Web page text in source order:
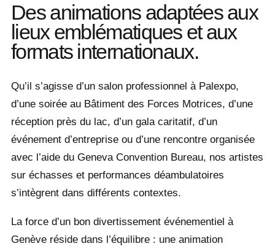
Des animations adaptées aux
lieux emblématiques et aux
formats internationaux.
Qu’il s’agisse d’un salon professionnel à Palexpo,
d’une soirée au Bâtiment des Forces Motrices, d’une
réception près du lac, d’un gala caritatif, d’un
événement d’entreprise ou d’une rencontre organisée
avec l’aide du Geneva Convention Bureau, nos artistes
sur échasses et performances déambulatoires
s’intègrent dans différents contextes.
La force d’un bon divertissement événementiel à
Genève réside dans l’équilibre : une animation